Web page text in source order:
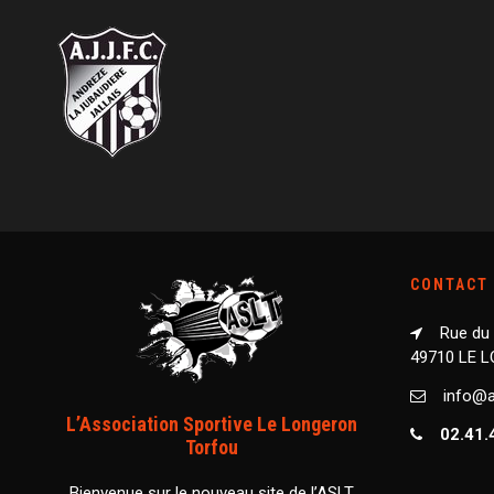
L’Association Sportive Le Longeron
Torfou
CONTACT
Rue
49710 LE